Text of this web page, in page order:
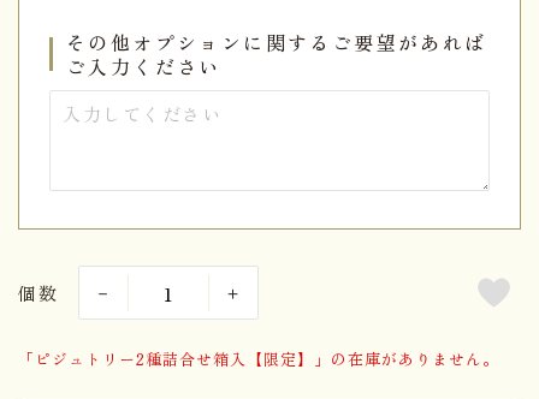
その他オプションに関するご要望があれば
ご入力ください
個数
「ピジュトリー2種詰合せ箱入【限定】」の在庫がありません。